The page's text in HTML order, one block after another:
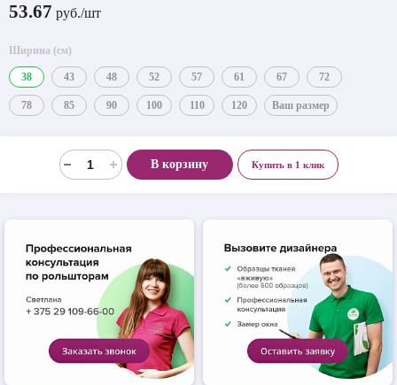
53.67 руб./шт
Ширина (см)
38 43 48 52 57 61 67 72
78 85 90 100 110 120 Ваш размер
В корзину Купить в 1 клик